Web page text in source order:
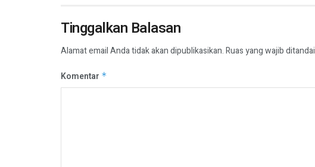
Tinggalkan Balasan
Alamat email Anda tidak akan dipublikasikan.Ruas yang wajib ditandai
Komentar *